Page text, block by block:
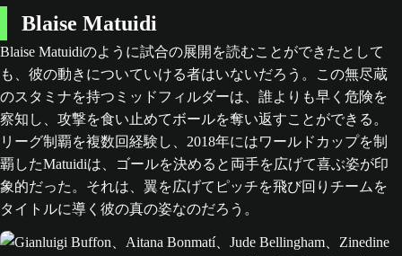
Blaise Matuidi
Blaise Matuidiのように試合の展開を読むことができたとして
も、彼の動きについていける者はいないだろう。この無尽蔵
のスタミナを持つミッドフィルダーは、誰よりも早く危険を
察知し、攻撃を食い止めてボールを奪い返すことができる。
リーグ制覇を複数回経験し、2018年にはワールドカップを制
覇したMatuidiは、ゴールを決めると両手を広げて喜ぶ姿が印
象的だった。それは、翼を広げてピッチを飛び回りチームを
タイトルに導く彼の真の姿なのだろう。